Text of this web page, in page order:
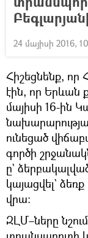
24 մայիսի 2016,
Հիշեցնենք, որ
էին, որ Երևան
մայիսի 16-ին
ունեցած
գործի
ը`
կայացվել`
վրա:
ԶԼՄ–ները